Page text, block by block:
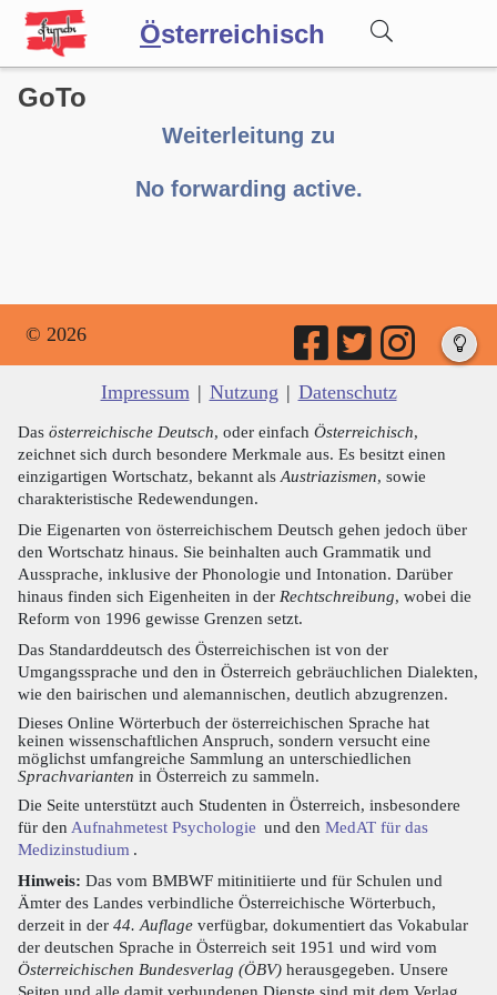
Österreichisch
Wörterbuch
GoTo
Weiterleitung zu
No forwarding active.
© 2026
Impressum | Nutzung | Datenschutz
Das österreichische Deutsch, oder einfach Österreichisch,
zeichnet sich durch besondere Merkmale aus. Es besitzt einen
einzigartigen Wortschatz, bekannt als Austriazismen, sowie
charakteristische Redewendungen.
Die Eigenarten von österreichischem Deutsch gehen jedoch über
den Wortschatz hinaus. Sie beinhalten auch Grammatik und
Aussprache, inklusive der Phonologie und Intonation. Darüber
hinaus finden sich Eigenheiten in der Rechtschreibung, wobei die
Reform von 1996 gewisse Grenzen setzt.
Das Standarddeutsch des Österreichischen ist von der
Umgangssprache und den in Österreich gebräuchlichen Dialekten,
wie den bairischen und alemannischen, deutlich abzugrenzen.
Dieses Online Wörterbuch der österreichischen Sprache hat
keinen wissenschaftlichen Anspruch, sondern versucht eine
möglichst umfangreiche Sammlung an unterschiedlichen
Sprachvarianten in Österreich zu sammeln.
Die Seite unterstützt auch Studenten in Österreich, insbesondere
für den Aufnahmetest Psychologie und den MedAT für das
Medizinstudium .
Hinweis: Das vom BMBWF mitinitiierte und für Schulen und
Ämter des Landes verbindliche Österreichische Wörterbuch,
derzeit in der 44. Auflage verfügbar, dokumentiert das Vokabular
der deutschen Sprache in Österreich seit 1951 und wird vom
Österreichischen Bundesverlag (ÖBV) herausgegeben. Unsere
Seiten und alle damit verbundenen Dienste sind mit dem Verlag